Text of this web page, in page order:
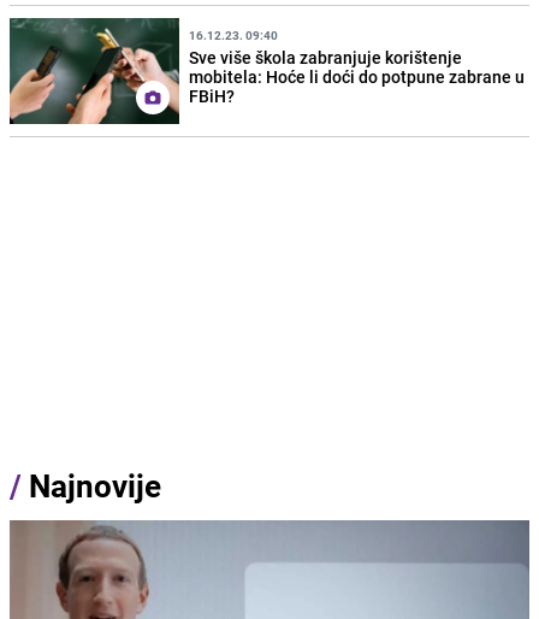
16.12.23. 09:40
Sve više škola zabranjuje korištenje
mobitela: Hoće li doći do potpune zabrane u
FBiH?
/ Najnovije